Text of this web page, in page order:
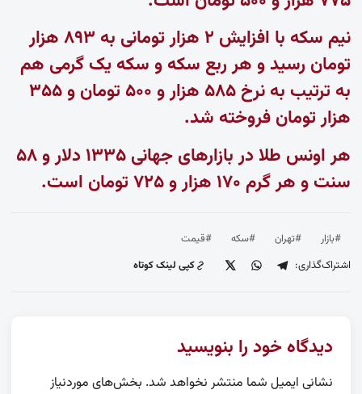
نیم سکه با افزایش ۲ هزار تومانی به ۸۹۳ هزار
تومان رسید و هر ربع سکه و سکه یک گرمی هم
به ترتیب به نرخ ۵۸۵ هزار و ۵۰۰ تومان و ۳۵۵
هزار تومان فروخته شد.
هر اونس طلا در بازارهای جهانی ۱۳۳۵ دلار و ۵۸
سنت و هر گرم ۱۷۰ هزار و ۷۲۵ تومان است.
#بازار #تهران #سکه
#قیمت
اشتراک‌گذاری:
کپی لینک کوتاه
دیدگاه خود را بنویسید
نشانی ایمیل شما منتشر نخواهد شد. بخش‌های موردنیاز